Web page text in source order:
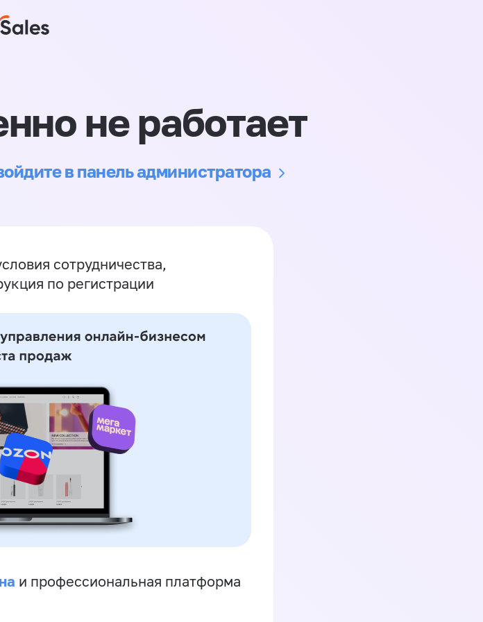
не работает
в панель администратора
сотрудничества,
по регистрации
и профессиональная платформа